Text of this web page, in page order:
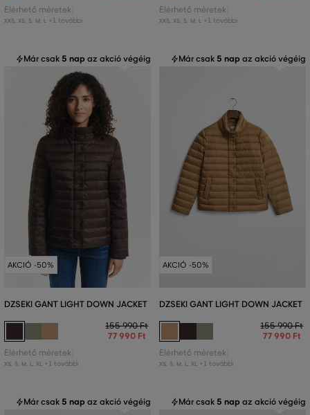
Elérhető méretek:
XXS, XS, S, M L +1 további
Elérhető méretek:
XXS, XS, S, M L +1 további
Már csak 5 nap az akció végéig
AKCIÓ -50%
DZSEKI GANT LIGHT DOWN JACKET
155 990 Ft
77 990 Ft
Elérhető méretek:
XS, S, M L XL +1 további
Már csak 5 nap az akció végéig
AKCIÓ -50%
DZSEKI GANT LIGHT DOWN JACKET
155 990 Ft
77 990 Ft
Elérhető méretek:
XS, S, M L XL +1 további
Már csak 5 nap az akció végéig Már csak 5 nap az akció végéig